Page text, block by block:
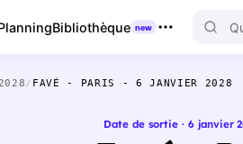
Bibliothèque new
/ FAVÉ - PARIS - 6 JANVIER 2028
Date de sortie · 6 janvier